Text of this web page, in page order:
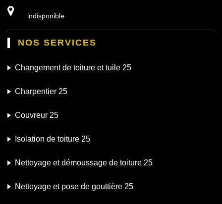
indisponible
NOS SERVICES
Changement de toiture et tuile 25
Charpentier 25
Couvreur 25
Isolation de toiture 25
Nettoyage et démoussage de toiture 25
Nettoyage et pose de gouttière 25